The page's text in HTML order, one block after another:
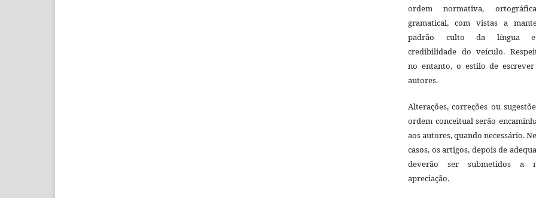
ordem normativa,
gramatical, com vistas a
padrão culto da língua
credibilidade do veículo.
no entanto, o estilo de
autores.
Alterações, correções ou
ordem conceitual serão
aos autores, quando necessário.
casos, os artigos, depois de
deverão ser submetidos a
apreciação.